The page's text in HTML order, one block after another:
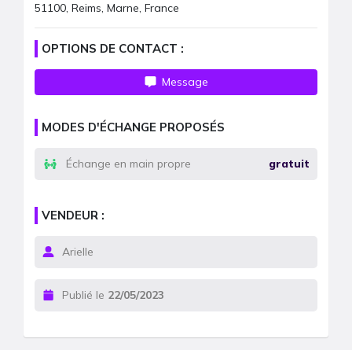
51100, Reims, Marne, France
OPTIONS DE CONTACT :
Message
MODES D'ÉCHANGE PROPOSÉS
Échange en main propre gratuit
VENDEUR :
Arielle
Publié le 22/05/2023